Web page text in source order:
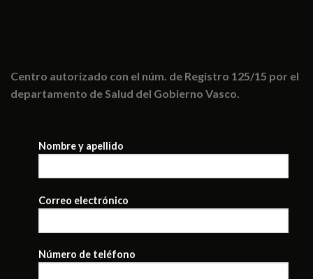
Centro autorizado con el núm. de Registro 125/15 por el
departamento de Salud del Gobierno Vasco.
Nombre y apellido
Correo electrónico
Número de teléfono